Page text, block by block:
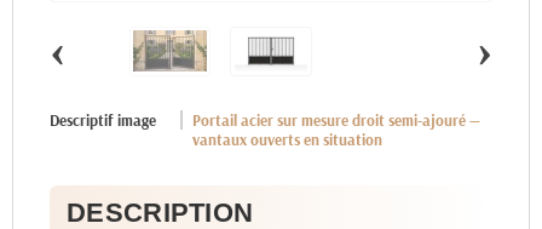
‹ ›
Descriptif image
Portail acier sur mesure droit semi-ajouré —
vantaux ouverts en situation
DESCRIPTION